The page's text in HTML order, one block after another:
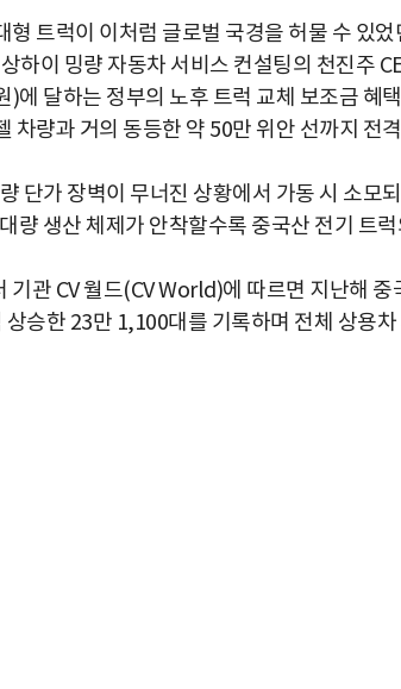
형 트럭이 이처럼 글로벌 국경을 허물 수 있
하이 밍량 자동차 서비스 컨설팅의 천진주
)에 달하는 정부의 노후 트럭 교체 보조금 혜
차량과 거의 동등한 약 50만 위안 선까지 전
단가 장벽이 무너진 상황에서 가동 시 소모
량 생산 체제가 안착할수록 중국산 전기 트
기관 CV 월드(CV World)에 따르면 지난해
상승한 23만 1,100대를 기록하며 전체 상용